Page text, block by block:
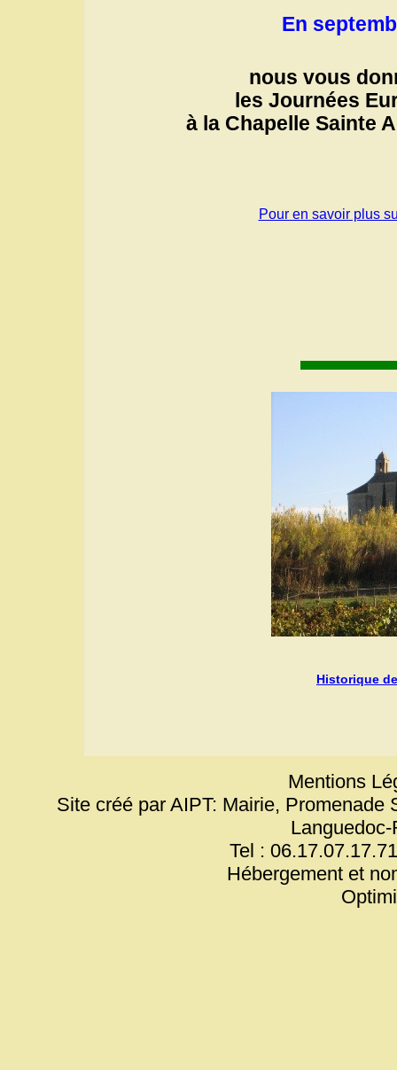
En
nous vous
les Journées
à la Chapelle Sainte
Pour en savoir plus
Historique
Mentions
Site créé par AIPT: Mairie,
Tel :
Hébergement et